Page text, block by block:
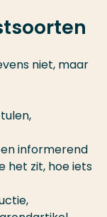
niet, maar
informerend
het zit, hoe iets